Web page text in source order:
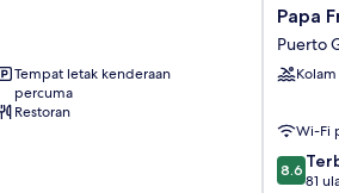
Tempat letak kenderaan
percuma
Restoran
Papa
Fred's
Beach
Resort
Galera
Papa
Puerto
Wi-Fi
8.6
8.6
81